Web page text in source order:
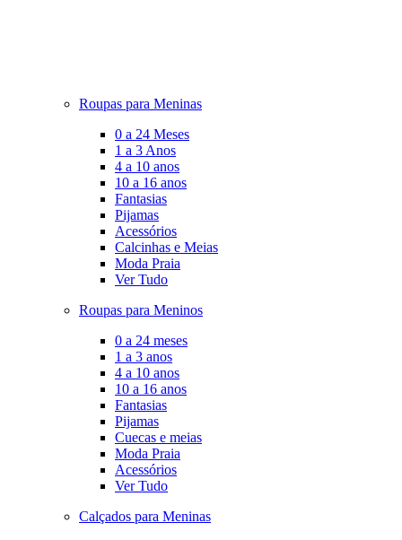
Roupas para Meninas
0 a 24 Meses
1 a 3 Anos
4 a 10 anos
10 a 16 anos
Fantasias
Pijamas
Acessórios
Calcinhas e Meias
Moda Praia
Ver Tudo
Roupas para Meninos
0 a 24 meses
1 a 3 anos
4 a 10 anos
10 a 16 anos
Fantasias
Pijamas
Cuecas e meias
Moda Praia
Acessórios
Ver Tudo
Calçados para Meninas